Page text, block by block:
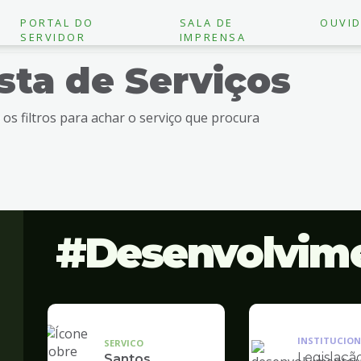
PORTAL DO
SERVIDOR
SALA DE
IMPRENSA
de Serviços
os filtros para achar o serviço que procura
SERVICO